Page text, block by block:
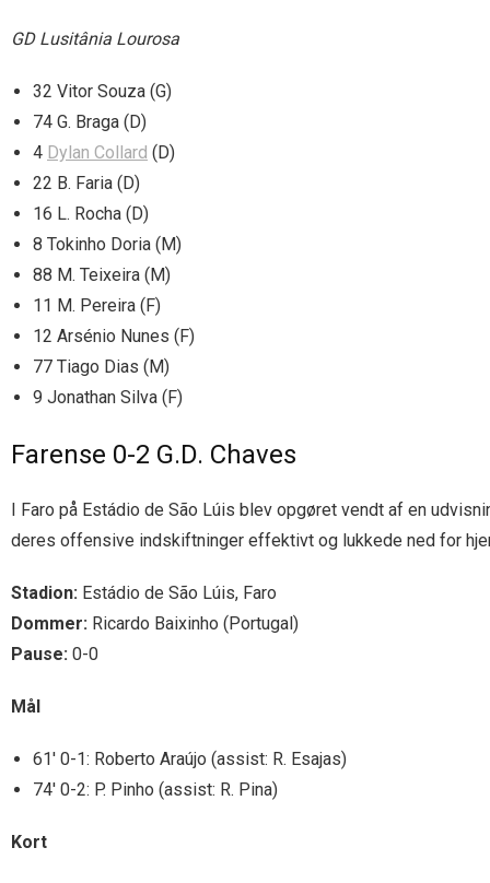
GD Lusitânia Lourosa
32 Vitor Souza (G)
74 G. Braga (D)
4 Dylan Collard (D)
22 B. Faria (D)
16 L. Rocha (D)
8 Tokinho Doria (M)
88 M. Teixeira (M)
11 M. Pereira (F)
12 Arsénio Nunes (F)
77 Tiago Dias (M)
9 Jonathan Silva (F)
Farense 0-2 G.D. Chaves
I Faro på Estádio de São Lúis blev opgøret vendt af en
deres offensive indskiftninger effektivt og lukkede ned for
Stadion: Estádio de São Lúis, Faro
Dommer: Ricardo Baixinho (Portugal)
Pause: 0-0
Mål
61′ 0-1: Roberto Araújo (assist: R. Esajas)
74′ 0-2: P. Pinho (assist: R. Pina)
Kort